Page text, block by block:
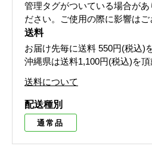
管理タグがついている場合があ
ださい。ご使用の際に影響はご
送料
お届け先毎に送料 550円(税込)
沖縄県は送料1,100円(税込)を頂
送料について
配送種別
通常品